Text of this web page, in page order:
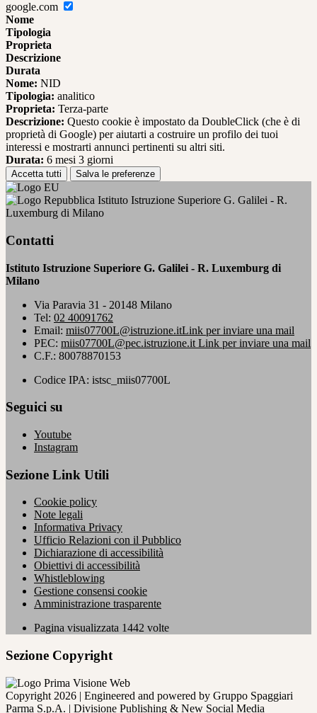
google.com
Nome
Tipologia
Proprieta
Descrizione
Durata
Nome: NID
Tipologia: analitico
Proprieta: Terza-parte
Descrizione: Questo cookie è impostato da DoubleClick (che è di
proprietà di Google) per aiutarti a costruire un profilo dei tuoi
interessi e mostrarti annunci pertinenti su altri siti.
Durata: 6 mesi 3 giorni
Accetta tutti Salva le preferenze
Istituto Istruzione Superiore G. Galilei - R.
Luxemburg di Milano
Contatti
Istituto Istruzione Superiore G. Galilei - R. Luxemburg di
Milano
Via Paravia 31 - 20148 Milano
Tel: 02 40091762
Email: miis07700L@istruzione.itLink per inviare una mail
PEC: miis07700L@pec.istruzione.it Link per inviare una mail
C.F.: 80078870153
Codice IPA: istsc_miis07700L
Seguici su
Youtube
Instagram
Sezione Link Utili
Cookie policy
Note legali
Informativa Privacy
Ufficio Relazioni con il Pubblico
Dichiarazione di accessibilità
Obiettivi di accessibilità
Whistleblowing
Gestione consensi cookie
Amministrazione trasparente
Pagina visualizzata 1442 volte
Sezione Copyright
Copyright 2026 | Engineered and powered by Gruppo Spaggiari
Parma S.p.A. | Divisione Publishing & New Social Media